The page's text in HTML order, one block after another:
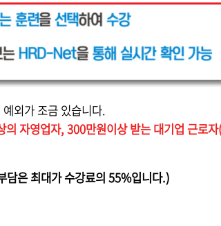
외가 조금 있습니다.
자영업자, 300만원이상 받는 대기업 근로
담은 최대가 수강료의 55%입니다.)